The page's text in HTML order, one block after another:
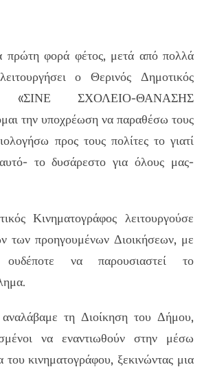
πρώτη φορά φέτος, μετά από πολλά
ο Θερινός Δημοτικός
«ΣΙΝΕ ΣΧΟΛΕΙΟ-ΘΑΝΑΣΗΣ
την υποχρέωση να παραθέσω τους
προς τους πολίτες το γιατί
το δυσάρεστο για όλους μας-
Κινηματογράφος λειτουργούσε
των προηγουμένων Διοικήσεων, με
ουδέποτε να παρουσιαστεί το
τη Διοίκηση του Δήμου,
να εναντιωθούν στην μέσω
του κινηματογράφου, ξεκινώντας μια